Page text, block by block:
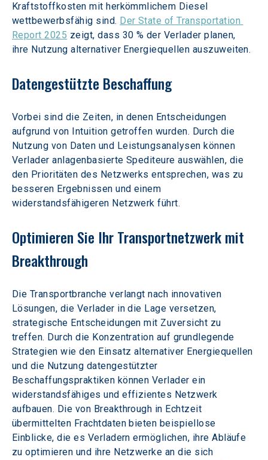
Kraftstoffkosten mit herkömmlichem Diesel
wettbewerbsfähig sind. Der State of Transportation
Report 2025 zeigt, dass 30 % der Verlader planen,
ihre Nutzung alternativer Energiequellen auszuweiten.
Datengestützte Beschaffung
Vorbei sind die Zeiten, in denen Entscheidungen
aufgrund von Intuition getroffen wurden. Durch die
Nutzung von Daten und Leistungsanalysen können
Verlader anlagenbasierte Spediteure auswählen, die
den Prioritäten des Netzwerks entsprechen, was zu
besseren Ergebnissen und einem
widerstandsfähigeren Netzwerk führt.
Optimieren Sie Ihr Transportnetzwerk mit
Breakthrough
Die Transportbranche verlangt nach innovativen
Lösungen, die Verlader in die Lage versetzen,
strategische Entscheidungen mit Zuversicht zu
treffen. Durch die Konzentration auf grundlegende
Strategien wie den Einsatz alternativer Energiequellen
und die Nutzung datengestützter
Beschaffungspraktiken können Verlader ein
widerstandsfähiges und effizientes Netzwerk
aufbauen. Die von Breakthrough in Echtzeit
übermittelten Frachtdaten bieten beispiellose
Einblicke, die es Verladern ermöglichen, ihre Abläufe
zu optimieren und ihre Netzwerke an die sich